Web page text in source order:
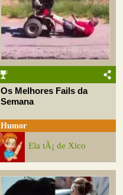
Os Melhores Fails da
Semana
Humor
Ela tÃ¡ de Xico